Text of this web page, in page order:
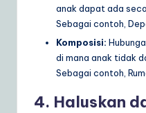
anak dapat ada
Sebagai contoh,
Komposisi:
di mana anak tidak
Sebagai contoh,
4. Haluskan